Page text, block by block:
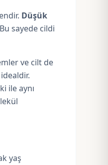
Düşük
sayede cildi
ve cilt de
ile aynı
yaş